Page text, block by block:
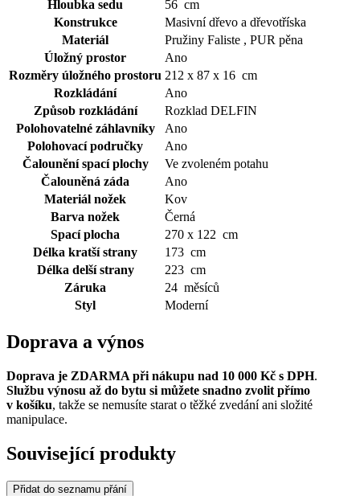
Hloubka sedu
56 cm
Konstrukce
Masivní dřevo a dřevotříska
Materiál
Pružiny Faliste , PUR pěna
Úložný prostor
Ano
Rozměry úložného prostoru 212 x 87 x 16 cm
Rozkládání
Ano
Způsob rozkládání
Rozklad DELFIN
Polohovatelné záhlavníky
Ano
Polohovací područky
Ano
Čalounění spací plochy
Ve zvoleném potahu
Čalouněná záda
Ano
Materiál nožek
Kov
Barva nožek
Černá
Spací plocha
270 x 122 cm
Délka kratší strany
173 cm
Délka delší strany
223 cm
Záruka
24 měsíců
Styl
Moderní
Doprava a výnos
Doprava je ZDARMA při nákupu nad 10 000 Kč s DPH.
Službu výnosu až do bytu si můžete snadno zvolit přímo
v košíku, takže se nemusíte starat o těžké zvedání ani složité
manipulace.
Související produkty
Přidat do seznamu přání